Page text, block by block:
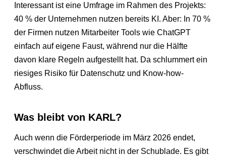
Interessant ist eine Umfrage im Rahmen des Projekts:
40 % der Unternehmen nutzen bereits KI. Aber: In 70 %
der Firmen nutzen Mitarbeiter Tools wie ChatGPT
einfach auf eigene Faust, während nur die Hälfte
davon klare Regeln aufgestellt hat. Da schlummert ein
riesiges Risiko für Datenschutz und Know-how-
Abfluss.
Was bleibt von KARL?
Auch wenn die Förderperiode im März 2026 endet,
verschwindet die Arbeit nicht in der Schublade. Es gibt